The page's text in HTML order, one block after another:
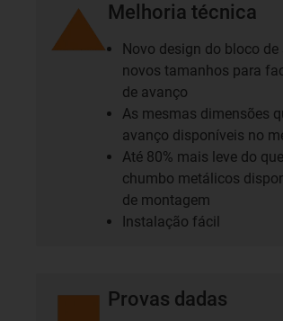
Melhoria técnica
Novo design do bloco
novos tamanhos para
de avanço
As mesmas dimensões
avanço disponíveis no
Até 80% mais leve do
chumbo metálicos
de montagem
Instalação fácil
Provas dadas